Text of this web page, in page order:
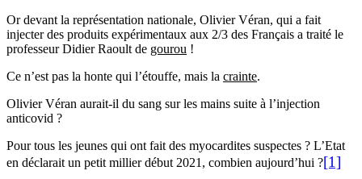
Or devant la représentation nationale, Olivier Véran, qui a fait
injecter des produits expérimentaux aux 2/3 des Français a traité le
professeur Didier Raoult de gourou !
Ce n’est pas la honte qui l’étouffe, mais la crainte.
Olivier Véran aurait-il du sang sur les mains suite à l’injection
anticovid ?
Pour tous les jeunes qui ont fait des myocardites suspectes ? L’Etat
en déclarait un petit millier début 2021, combien aujourd’hui ?[1]